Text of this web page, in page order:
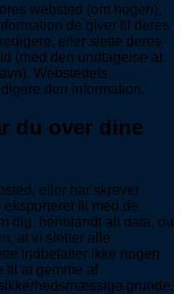
websted (om nogen),
de giver til deres
eller slette deres
(med den undtagelse at
Webstedets
den information.
du over dine
eller har skrevet
eksporteret fil med de
dig, heriblandt alt data, du
at vi sletter alle
indbefatter ikke nogen
til at gemme af
grunde.